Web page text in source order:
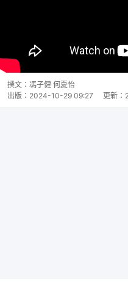
撰文： 馮子健 何夏怡
出版： 2024-10-29 09:27 更新：